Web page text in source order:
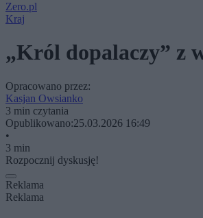
Zero.pl
Kraj
„Król dopalaczy” z
Opracowano przez:
Kasjan Owsianko
3 min czytania
Opublikowano:25.03.2026 16:49
•
3 min
Rozpocznij dyskusję!
Reklama
Reklama